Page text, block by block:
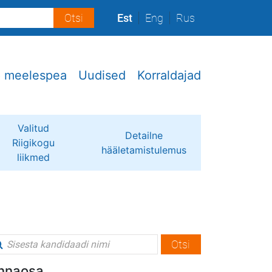
Est Eng Rus
meelespea Uudised Korraldajad
Valitud
Riigikogu
liikmed
Detailne
hääletamistulemus
Otsi